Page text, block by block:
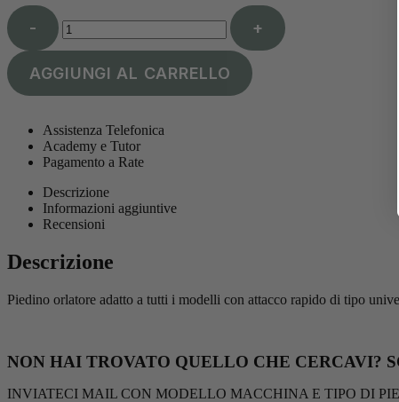
- +
AGGIUNGI AL CARRELLO
Assistenza Telefonica
Academy e Tutor
Pagamento a Rate
Descrizione
Informazioni aggiuntive
Recensioni
Descrizione
Piedino orlatore adatto a tutti i modelli con attacco rapido di tipo
NON HAI TROVATO QUELLO CHE CERCAVI?
INVIATECI MAIL CON MODELLO MACCHINA E TIPO DI